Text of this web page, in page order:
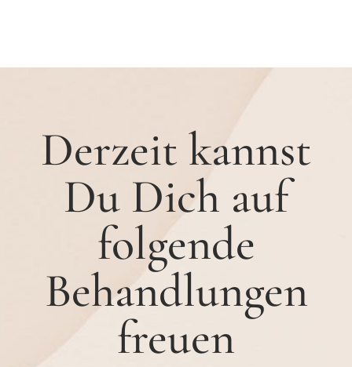
Derzeit kannst
Du Dich auf
folgende
Behandlungen
freuen